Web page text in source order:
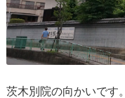
茨木別院の向かいです。